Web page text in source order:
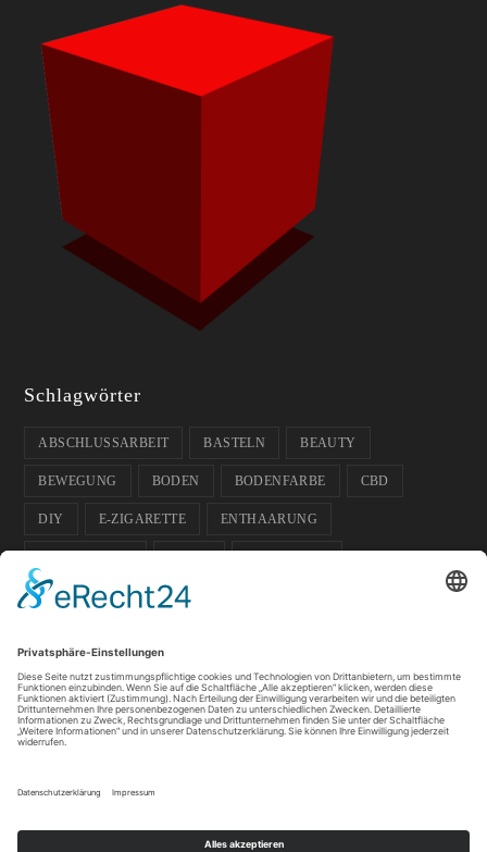
Schlagwörter
ABSCHLUSSARBEIT BASTELN BEAUTY
BEWEGUNG BODEN BODENFARBE CBD
DIY E-ZIGARETTE ENTHAARUNG
FUSSBODENFARBE
HAUSTIERE HOCHZEIT ISOKINETIK
KOSMETIK LICHT PFLANZEN SOMMER
SPORT
WELLNESS